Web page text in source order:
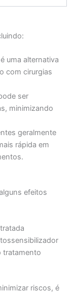
uma alternativa
com cirurgias
ser
minimizando
geralmente
rápida em
efeitos
tratamento
riscos, é